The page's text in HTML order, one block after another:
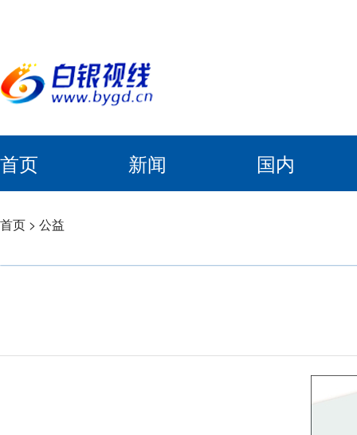
首页 新闻 国内
首页 > 公益